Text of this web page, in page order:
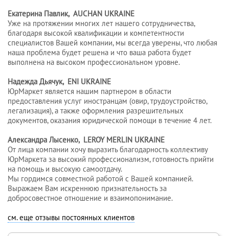
Екатерина Павлик, AUCHAN UKRAINE
Уже на протяжении многих лет нашего сотрудничества,
благодаря высокой квалификации и компетентности
специалистов Вашей компании, мы всегда уверены, что любая
наша проблема будет решена и что ваша работа будет
выполнена на высоком профессиональном уровне.
Надежда Дьячук, ENI UKRAINE
ЮрМаркет является нашим партнером в области
предоставления услуг иностранцам (овир, трудоустройство,
легализация), а также оформления разрешительных
документов, оказания юридической помощи в течение 4 лет.
Александра Лысенко, LEROY MERLIN UKRAINE
От лица компании хочу выразить благодарность коллективу
ЮрМаркета за высокий профессионализм, готовность прийти
на помощь и высокую самоотдачу.
Мы гордимся совместной работой с Вашей компанией.
Выражаем Вам искреннюю признательность за
добросовестное отношение и взаимопонимание.
см. еще отзывы постоянных клиентов